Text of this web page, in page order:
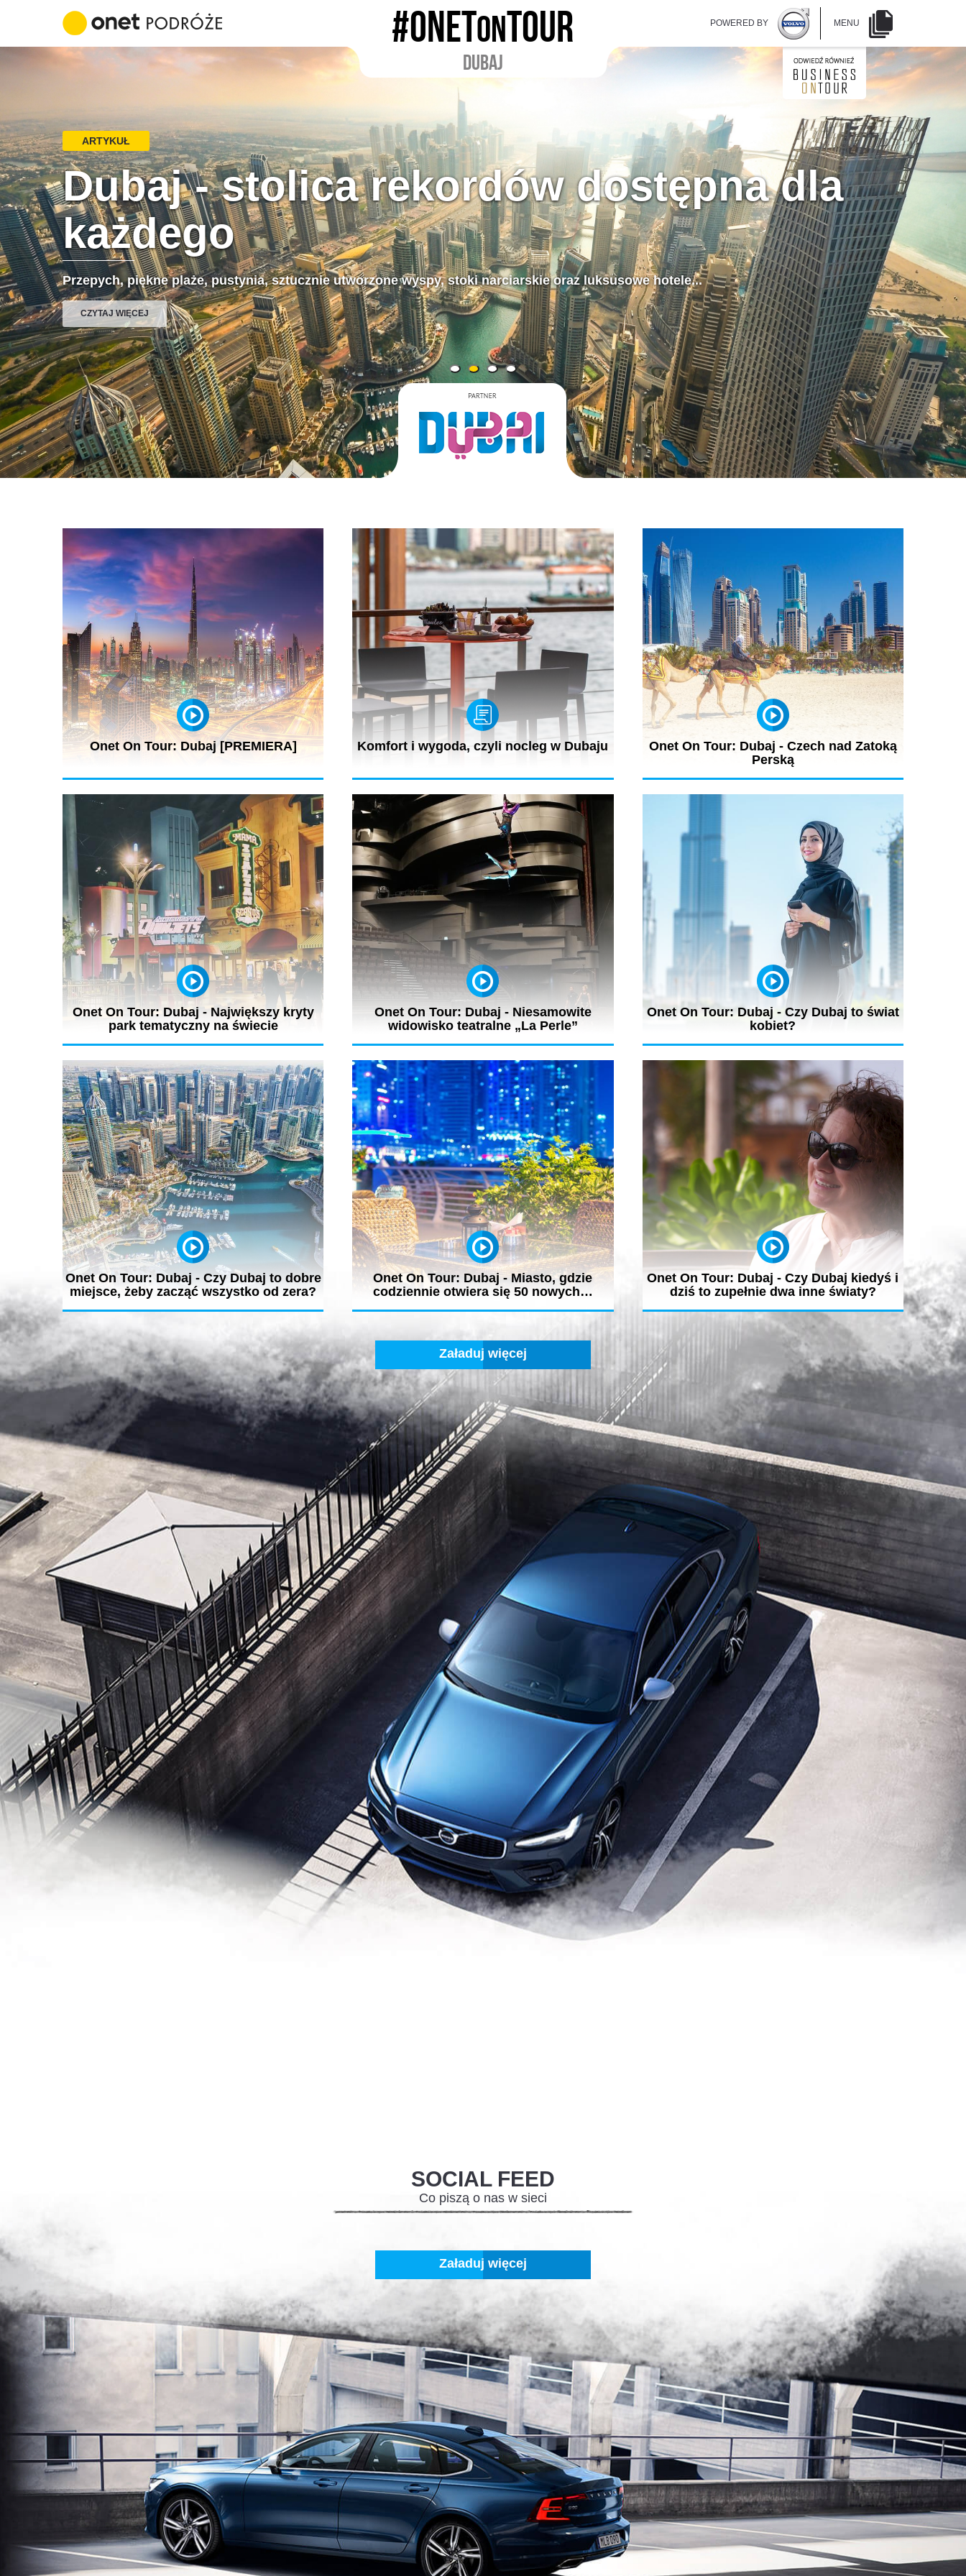
#ONETONTOUR
DUBAJ
POWERED BY MENU
ARTYKUŁ
Dubaj - stolica rekordów dostępna dla
każdego
Przepych, piękne plaże, pustynia, sztucznie utworzone wyspy, stoki narciarskie oraz luksusowe hotele...
CZYTAJ WIĘCEJ
Onet On Tour: Dubaj [PREMIERA]
Zapraszamy na najnowszy reportaż z wyjazdu Jarosława
Kuźniara i ekipy Onet On...
Komfort i wygoda, czyli nocleg w Dubaju
W Dubaju nie brakuje wspaniałych hoteli i apartamentów,
i choć każdemu...
Onet On Tour: Dubaj - Czech nad Zatoką
Perską
Onet On Tour: Dubaj - Największy kryty
park tematyczny na świecie
IMG Worlds of Adventure to jeden z najnowszych parków
tematycznych w Dubaju o...
Onet On Tour: Dubaj - Niesamowite
widowisko teatralne „La Perle”
Widowisko teatralne „La Perle” to inscenizacja łącząca
ducha Dubaju z...
Onet On Tour: Dubaj - Czy Dubaj to świat
kobiet?
Dubaj to świat kobiet? „Kobiety mają tu większą moc niż
mężczyźni. Mogą...
Onet On Tour: Dubaj - Czy Dubaj to dobre
miejsce, żeby zacząć wszystko od zera?
Dubaj zachwyca – bez względu na to jak długo tam
jesteśmy. Czy to dobre...
Onet On Tour: Dubaj - Miasto, gdzie
codziennie otwiera się 50 nowych…
Onet On Tour: Dubaj - Czy Dubaj kiedyś i
dziś to zupełnie dwa inne światy?
Dubaj to miasto, które niesamowicie szybko rozwija się i
zmienia, a życie...
Załaduj więcej
SOCIAL FEED
Co piszą o nas w sieci
Załaduj więcej